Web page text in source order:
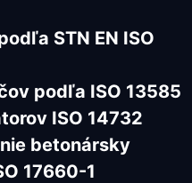
STN EN ISO
podľa ISO 13585
ISO 14732
betonársky
17660-1